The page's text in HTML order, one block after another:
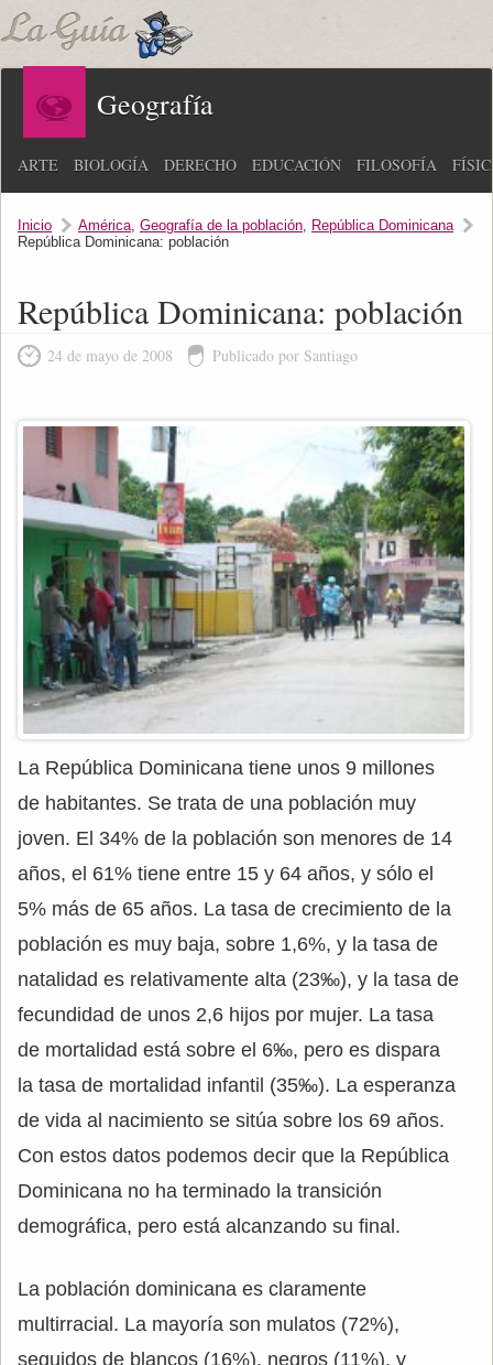
Geografía
ARTE BIOLOGÍA DERECHO EDUCACIÓN FILOSOFÍA
Inicio América, Geografía de la población, República Dominicana
República Dominicana: población
República Dominicana: población
24 de mayo de 2008 Publicado por Santiago
La República Dominicana tiene unos 9 millones
de habitantes. Se trata de una población muy
joven. El 34% de la población son menores de 14
años, el 61% tiene entre 15 y 64 años, y sólo el
5% más de 65 años. La tasa de crecimiento de la
población es muy baja, sobre 1,6%, y la tasa de
natalidad es relativamente alta (23‰), y la tasa de
fecundidad de unos 2,6 hijos por mujer. La tasa
de mortalidad está sobre el 6‰, pero es dispara
la tasa de mortalidad infantil (35‰). La esperanza
de vida al nacimiento se sitúa sobre los 69 años.
Con estos datos podemos decir que la República
Dominicana no ha terminado la transición
demográfica, pero está alcanzando su final.
La población dominicana es claramente
multirracial. La mayoría son mulatos (72%),
seguidos de blancos (16%), negros (11%), y